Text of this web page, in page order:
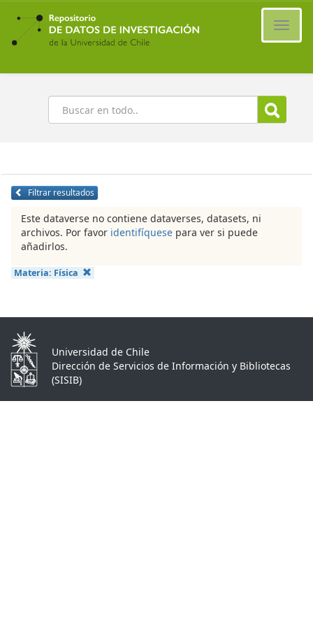
Ir
contenido
principal
Buscar
Filtrar resultados
Este dataverse no contiene dataverses, datasets, ni
archivos. Por favor identifíquese para ver si puede
añadirlos.
Materia: Física
Universidad de Chile
Dirección de Servicios de Información y Bibliotecas
(SISIB)